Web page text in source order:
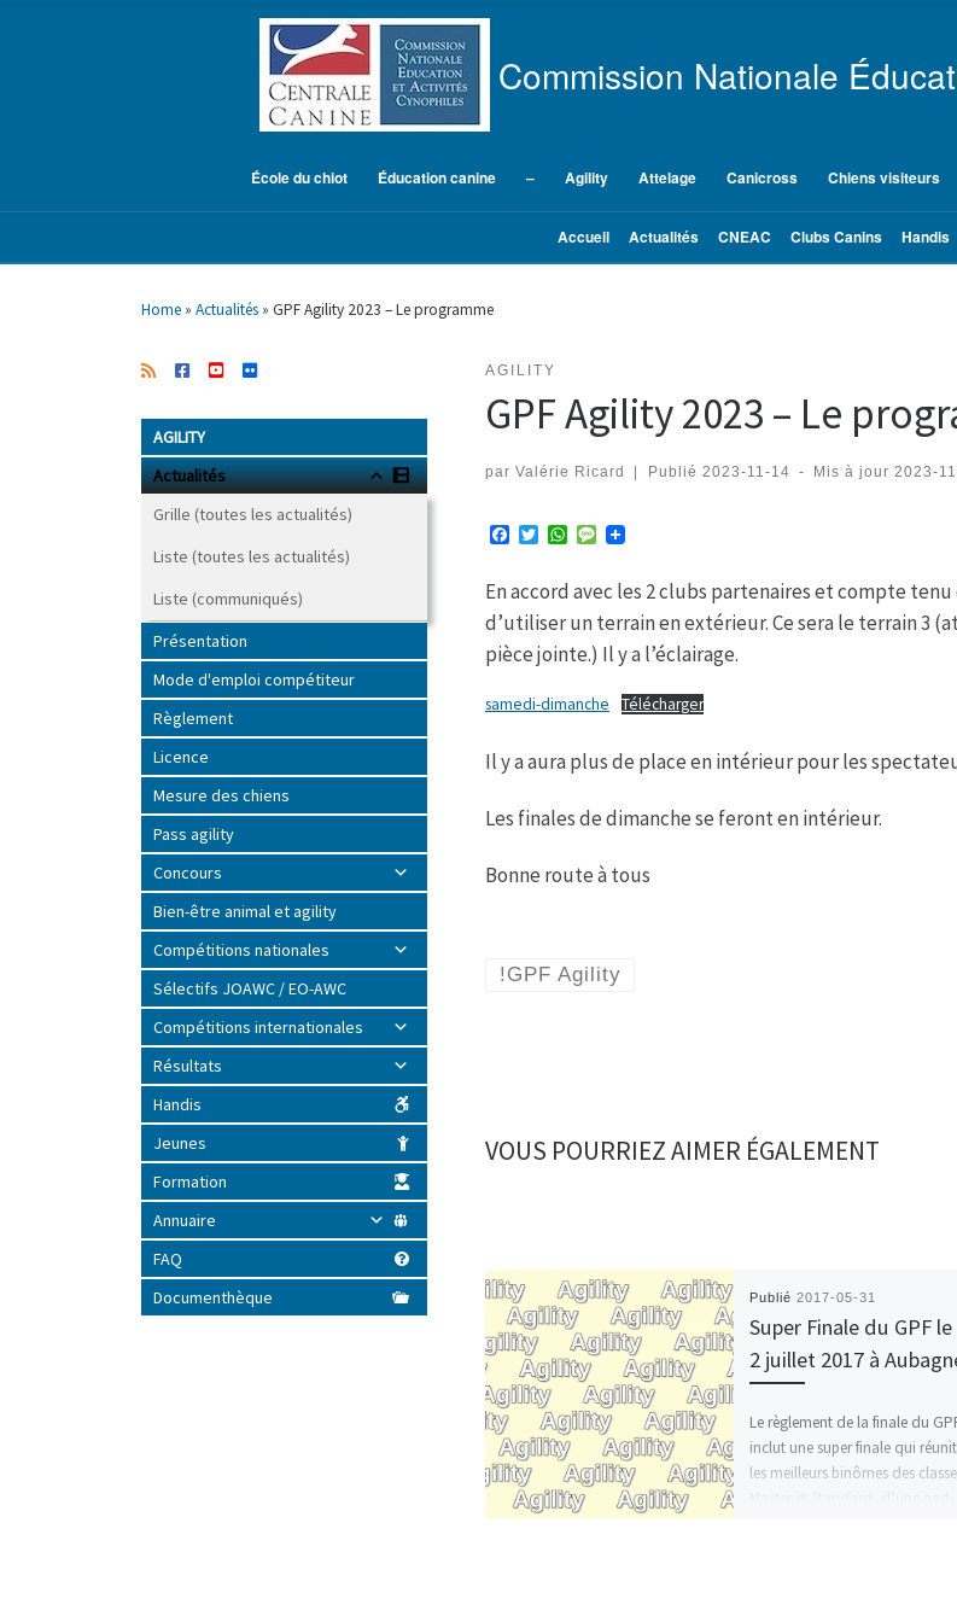
Accueil Actualités CNEAC Clubs Canins Handis
Commission Nationale
École du chiot Éducation canine – Agility Attelage Canicross Chiens visiteurs
Home » Actualités » GPF Agility 2023 – Le programme
AGILITY
GPF Agility 2023 – Le
par Valérie Ricard Publié 2023-11-14 - Mis à jour 2023-
e
b
o
o
T
t
e
r
W
t
A
p
M
s
a
g
e
En accord avec les 2 clubs partenaires et compte
d’utiliser un terrain en extérieur. Ce sera le terrain 3
pièce jointe.) Il y a l’éclairage.
samedi-dimanche Télécharger
Il y a aura plus de place en intérieur pour les
Les finales de dimanche se feront en intérieur.
Bonne route à tous
!GPF Agility
VOUS POURRIEZ AIMER ÉGALEMENT
Publié2017-05-31
Super Finale du GPF le
2 juillet 2017 à
Le règlement de la finale du
inclut une super finale qui réunit
les meilleurs binômes des
AGILITY
Actualités
Grille (toutes les actualités)
Liste (toutes les actualités)
Liste (communiqués)
Présentation
Mode d'emploi compétiteur
Règlement
Licence
Mesure des chiens
Pass agility
Concours
Bien-être animal et agility
Compétitions nationales
Sélectifs JOAWC / EO-AWC
Compétitions internationales
Résultats
Handis
Jeunes
Formation
Annuaire
FAQ
Documenthèque